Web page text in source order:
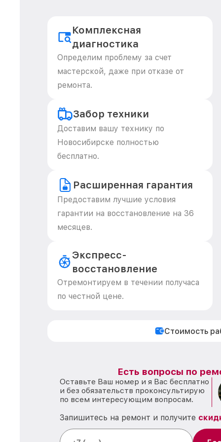
Комплексная
диагностика
Определим проблему за счет
мастерской, даже при отказе от
ремонта.
Забор техники
Доставим вашу технику по
Новосибирске полностью
бесплатно.
Расширенная гарантия
Предоставим лучшие условия
гарантии на восстановление на 36
месяцев.
Экспресс-
восстановление
Отремонтируем в течении получаса
по честной цене.
Стоимость
Есть вопросы по
Оставьте Ваш номер и я Вас бесплатно
и без обязательств проконсультирую
по всем интересующим вопросам.
Запишитесь на ремонт и получите